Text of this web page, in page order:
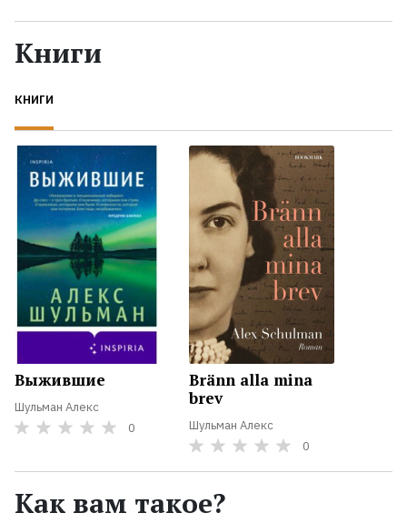
Жанры
Экранизации
Коллекции
Книги
КНИГИ
Выжившие
Шульман Алекс
0
Bränn alla mina
brev
Шульман Алекс
0
Как вам такое?